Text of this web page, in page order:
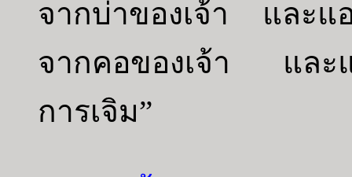
จากบ่าของเจ้า และแอ
จากคอของเจ้า และแ
การเจิม”